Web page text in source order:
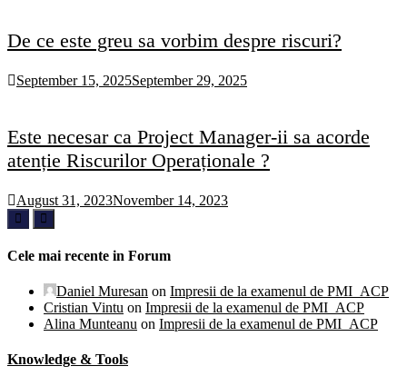
De ce este greu sa vorbim despre riscuri?
September 15, 2025September 29, 2025
Este necesar ca Project Manager-ii sa acorde
atenție Riscurilor Operaționale ?
August 31, 2023November 14, 2023
Cele mai recente in Forum
Daniel Muresan on Impresii de la examenul de PMI_ACP
Cristian Vintu on Impresii de la examenul de PMI_ACP
Alina Munteanu on Impresii de la examenul de PMI_ACP
Knowledge & Tools